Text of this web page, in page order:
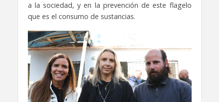
a la sociedad, y en la prevención de este flagelo
que es el consumo de sustancias.